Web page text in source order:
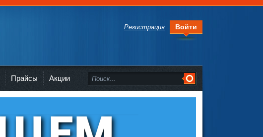
Регистрация Войти
Прайсы Акции